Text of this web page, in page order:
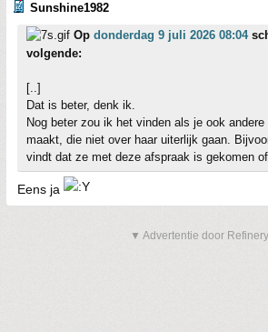
Sunshine1982
Op donderdag 9 juli 2026 08:04
volgende:
[..]
Dat is beter, denk ik.
Nog beter zou ik het vinden als je ook
maakt, die niet over haar uiterlijk gaan.
vindt dat ze met deze afspraak is gekomen
Eens ja
▼ Advertentie door